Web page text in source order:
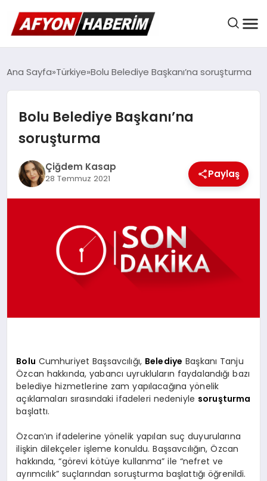
AFYON HABER
GÜNDEM
BELEDIYELER
SAĞLIK
Ana Sayfa Türkiye Bolu Belediye Başkanı’na soruşturma
Bolu Belediye Başkanı’na
soruşturma
Çiğdem Kasap
28 Temmuz 2021 Paylaş
Bolu Cumhuriyet Başsavcılığı, Belediye Başkanı Tanju
Özcan hakkında, yabancı uyrukluların faydalandığı bazı
belediye hizmetlerine zam yapılacağına yönelik
açıklamaları sırasındaki ifadeleri nedeniyle soruşturma
başlattı.
Özcan’ın ifadelerine yönelik yapılan suç duyurularına
ilişkin dilekçeler işleme konuldu. Başsavcılığın, Özcan
hakkında, “görevi kötüye kullanma” ile “nefret ve
ayrımcılık” suçlarından soruşturma başlattığı öğrenildi.